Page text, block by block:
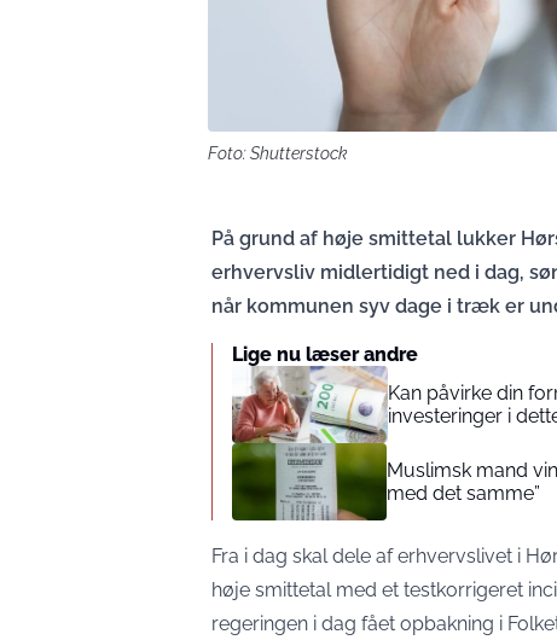
Foto: Shutterstock
På grund af høje smittetal lukker
erhvervsliv midlertidigt ned i dag,
når kommunen syv dage i træk er
Lige nu læser andre
Kan påvirke din
investeringer i
Muslimsk mand
med det samme”
Fra i dag skal dele af erhvervslivet i
høje smittetal med et testkorrigeret
regeringen i dag fået opbakning i